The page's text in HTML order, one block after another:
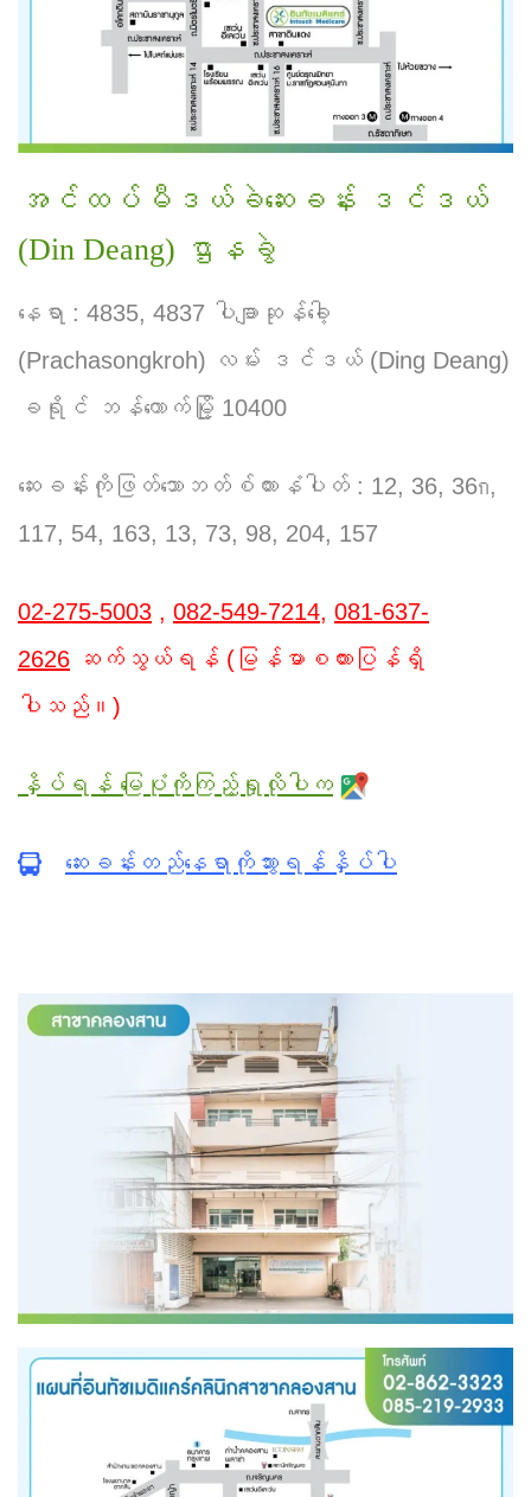
အင်ထပ်မီဒယ်ခဲဆေးခန်း ဒင်ဒယ်
(Din Deang) ဌာနခွဲ
နေရာ : 4835, 4837 ပါချာဆုန်ခေါ့
(Prachasongkroh) လမ်း ဒင်ဒယ် (Ding Deang)
ခရိုင် ဘန်ကောက်မြို့ 10400
ဆေးခန်းကိုဖြတ်သောဘတ်စ်ကားနံပါတ် : 12, 36, 36ก,
117, 54, 163, 13, 73, 98, 204, 157
02-275-5003 , 082-549-7214, 081-637-
2626 ဆက်သွယ်ရန် (မြန်မာစကားပြန်ရှိ
ပါသည်။)
နှိပ်ရန် မြေပုံကိုကြည့်ရှုလိုပါက
ဆေးခန်းတည်နေရာကိုသွားရန်နှိပ်ပါ